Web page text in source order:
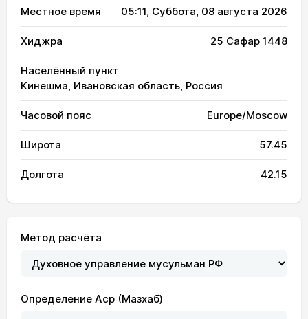
Местное время 05:11, Суббота, 08 августа 2026
Хиджра 25 Сафар 1448
Населённый пункт
Кинешма, Ивановская область, Россия
Часовой пояс Europe/Moscow
Широта 57.45
Долгота 42.15
Метод расчёта
Определение Аср (Мазхаб)